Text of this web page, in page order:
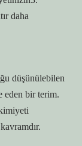
daha
düşünülebilen
eden bir terim.